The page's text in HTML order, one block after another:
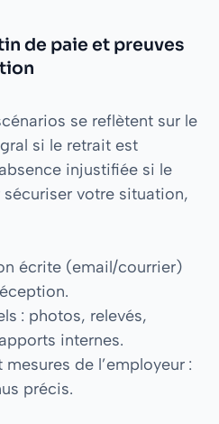
de paie et preuves
se reflètent sur le
si le retrait est
injustifiée si le
votre situation,
écrite (email/courrier)
: photos, relevés,
internes.
de l’employeur :
précis.